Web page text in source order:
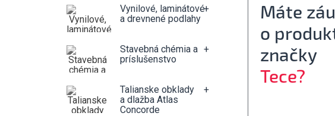
Vynilové, laminátové
a drevnené podlahy
+
Stavebná chémia a
príslušenstvo
+
Talianske obklady
a dlažba Atlas
Concorde
+
Máte
o
značky
Tece?